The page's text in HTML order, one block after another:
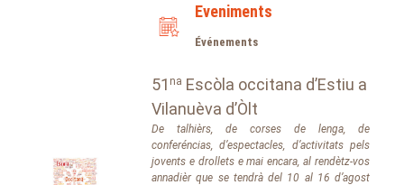
Eveniments
Événements
51 na Escòla occitana d’Estiu a
Vilanuèva d’Òlt
De talhièrs, de corses de lenga, de
conferéncias, d’espectacles, d’activitats pels
jovents e drollets e mai encara, al rendètz-vos
annadièr que se tendrà del 10 al 16 d’agost